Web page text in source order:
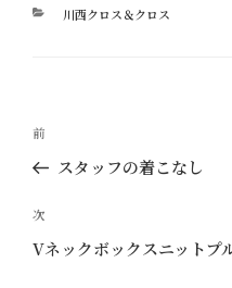
カ
川西クロス＆クロス
投
ナ
ビ
ゲ
過
去
投
稿
前
スタッフの着こなし
次
の
次
Vネックボックスニットプ